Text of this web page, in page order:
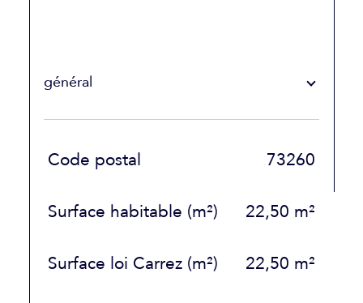
général
TRAD_SIROCCO_Caracteristique Valeurs
Code postal 73260
Surface habitable (m²) 22,50 m²
Surface loi Carrez (m²) 22,50 m²